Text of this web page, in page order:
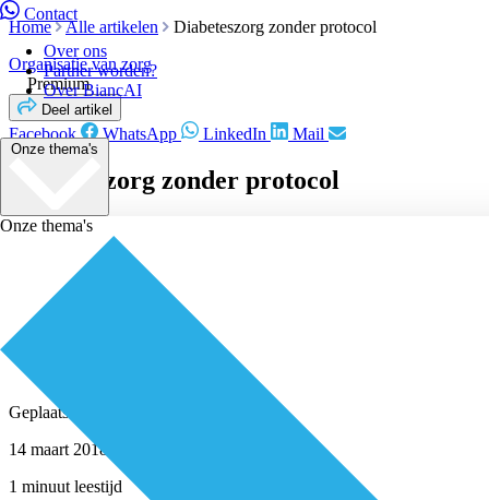
Contact
Over ons
Partner worden?
Over BiancAI
Onze thema's
Onze thema's
Home Alle artikelen
Diabeteszorg zonder protocol
Organisatie van zorg
Premium
Deel artikel
Facebook WhatsApp LinkedIn Mail
Diabeteszorg zonder protocol
Geplaatst door
14 maart 2018
1 minuut leestijd